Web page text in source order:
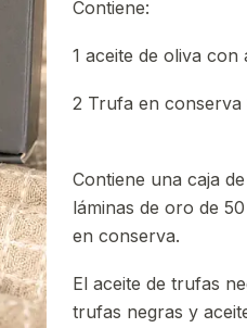
Contiene:
1 aceite de oliva
2 Trufa en conserva
Contiene una caja
láminas de oro de
en conserva.
El aceite de trufas
trufas negras y